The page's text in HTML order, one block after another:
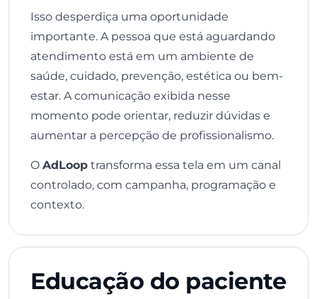
Isso desperdiça uma oportunidade
importante. A pessoa que está aguardando
atendimento está em um ambiente de
saúde, cuidado, prevenção, estética ou bem-
estar. A comunicação exibida nesse
momento pode orientar, reduzir dúvidas e
aumentar a percepção de profissionalismo.
O AdLoop transforma essa tela em um canal
controlado, com campanha, programação e
contexto.
Educação do paciente